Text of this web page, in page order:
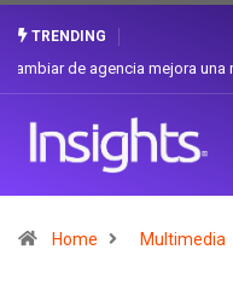
TRENDING
Gabriela Herrera y el arte de
Home Multimedia